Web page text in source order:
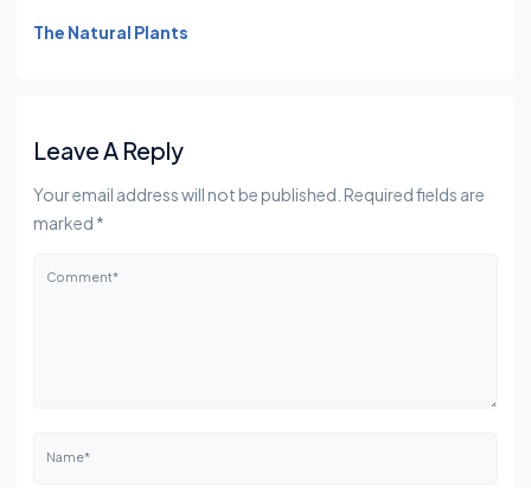
The Natural Plants
Leave A Reply
Your email address will not be published. Required fields are
marked *
Comment*
Name*